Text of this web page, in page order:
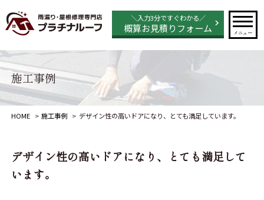
＼入力3分ですぐわかる／
概算お見積りフォーム メニュー
施工事例
HOME 施工事例 デザイン性の高いドアになり、とても満足しています。
デザイン性の高いドアになり、とても満足して
います。